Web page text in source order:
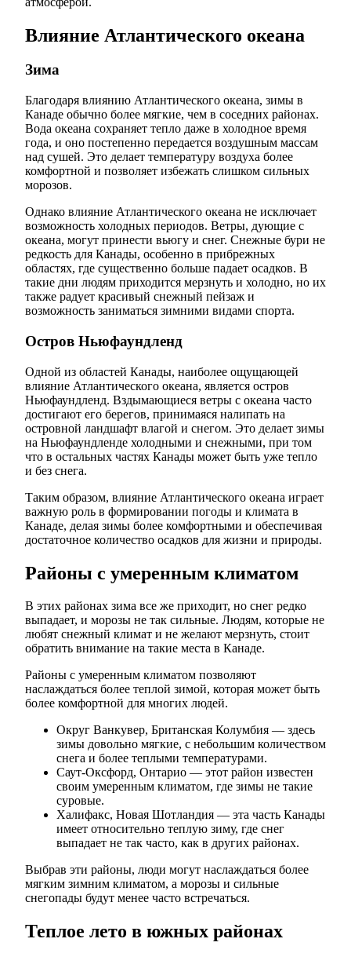
Влияние Атлантического океана
Зима
Благодаря влиянию Атлантического океана, зимы в
Канаде обычно более мягкие, чем в соседних районах.
Вода океана сохраняет тепло даже в холодное время
года, и оно постепенно передается воздушным массам
над сушей. Это делает температуру воздуха более
комфортной и позволяет избежать слишком сильных
морозов.
Однако влияние Атлантического океана не исключает
возможность холодных периодов. Ветры, дующие с
океана, могут принести вьюгу и снег. Снежные бури не
редкость для Канады, особенно в прибрежных
областях, где существенно больше падает осадков. В
такие дни людям приходится мерзнуть и холодно, но их
также радует красивый снежный пейзаж и
возможность заниматься зимними видами спорта.
Остров Ньюфаундленд
Одной из областей Канады, наиболее ощущающей
влияние Атлантического океана, является остров
Ньюфаундленд. Вздымающиеся ветры с океана часто
достигают его берегов, принимаяся налипать на
островной ландшафт влагой и снегом. Это делает зимы
на Ньюфаундленде холодными и снежными, при том
что в остальных частях Канады может быть уже тепло
и без снега.
Таким образом, влияние Атлантического океана играет
важную роль в формировании погоды и климата в
Канаде, делая зимы более комфортными и обеспечивая
достаточное количество осадков для жизни и природы.
Районы с умеренным климатом
В этих районах зима все же приходит, но снег редко
выпадает, и морозы не так сильные. Людям, которые не
любят снежный климат и не желают мерзнуть, стоит
обратить внимание на такие места в Канаде.
Районы с умеренным климатом позволяют
наслаждаться более теплой зимой, которая может быть
более комфортной для многих людей.
Округ Ванкувер, Британская Колумбия — здесь
зимы довольно мягкие, с небольшим количеством
снега и более теплыми температурами.
Саут-Оксфорд, Онтарио — этот район известен
своим умеренным климатом, где зимы не такие
суровые.
Халифакс, Новая Шотландия — эта часть Канады
имеет относительно теплую зиму, где снег
выпадает не так часто, как в других районах.
Выбрав эти районы, люди могут наслаждаться более
мягким зимним климатом, а морозы и сильные
снегопады будут менее часто встречаться.
Теплое лето в южных районах